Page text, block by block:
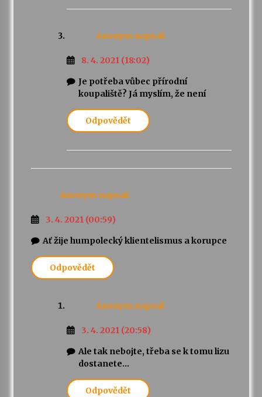
Anonym napsal:
8. 4. 2021 (18:02)
Je potřeba vůbec přírodní
koupaliště? Já myslím, že není
Odpovědět
Anonym napsal:
3. 4. 2021 (00:59)
Ať žije humpolecký klientelismus a korupce
Odpovědět
Anonym napsal:
3. 4. 2021 (20:58)
Ale tak nebojte, třeba se k tomu lizu
dostanete…
Odpovědět